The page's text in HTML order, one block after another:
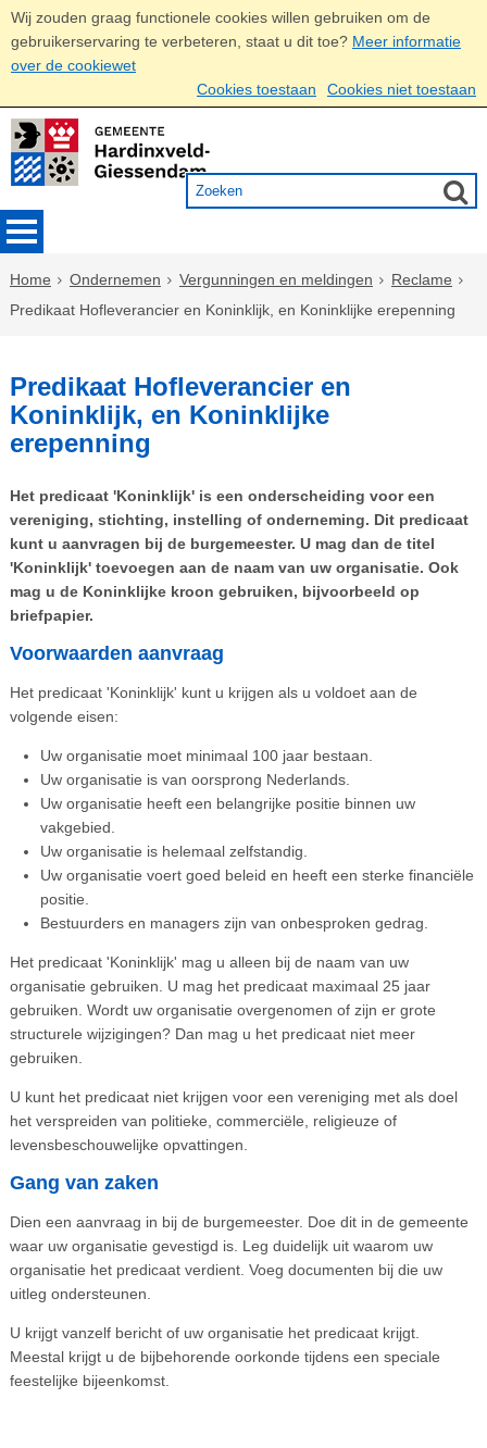
Wij zouden graag functionele cookies willen gebruiken om de
gebruikerservaring te verbeteren, staat u dit toe? Meer informatie
over de cookiewet
Cookies toestaan
Cookies niet toestaan
Home Ondernemen Vergunningen en meldingen
Reclame
Predikaat Hofleverancier en Koninklijk, en Koninklijke erepenning
Predikaat Hofleverancier en
Koninklijk, en Koninklijke
erepenning
Het predicaat 'Koninklijk' is een onderscheiding voor een
vereniging, stichting, instelling of onderneming. Dit predicaat
kunt u aanvragen bij de burgemeester. U mag dan de titel
'Koninklijk' toevoegen aan de naam van uw organisatie. Ook
mag u de Koninklijke kroon gebruiken, bijvoorbeeld op
briefpapier.
Voorwaarden aanvraag
Het predicaat 'Koninklijk' kunt u krijgen als u voldoet aan de
volgende eisen:
Uw organisatie moet minimaal 100 jaar bestaan.
Uw organisatie is van oorsprong Nederlands.
Uw organisatie heeft een belangrijke positie binnen uw
vakgebied.
Uw organisatie is helemaal zelfstandig.
Uw organisatie voert goed beleid en heeft een sterke financiële
positie.
Bestuurders en managers zijn van onbesproken gedrag.
Het predicaat 'Koninklijk' mag u alleen bij de naam van uw
organisatie gebruiken. U mag het predicaat maximaal 25 jaar
gebruiken. Wordt uw organisatie overgenomen of zijn er grote
structurele wijzigingen? Dan mag u het predicaat niet meer
gebruiken.
U kunt het predicaat niet krijgen voor een vereniging met als doel
het verspreiden van politieke, commerciële, religieuze of
levensbeschouwelijke opvattingen.
Gang van zaken
Dien een aanvraag in bij de burgemeester. Doe dit in de gemeente
waar uw organisatie gevestigd is. Leg duidelijk uit waarom uw
organisatie het predicaat verdient. Voeg documenten bij die uw
uitleg ondersteunen.
U krijgt vanzelf bericht of uw organisatie het predicaat krijgt.
Meestal krijgt u de bijbehorende oorkonde tijdens een speciale
feestelijke bijeenkomst.